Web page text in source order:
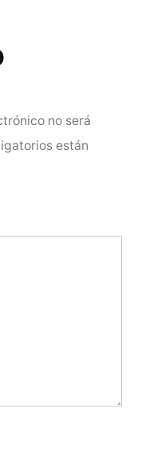
no será
están